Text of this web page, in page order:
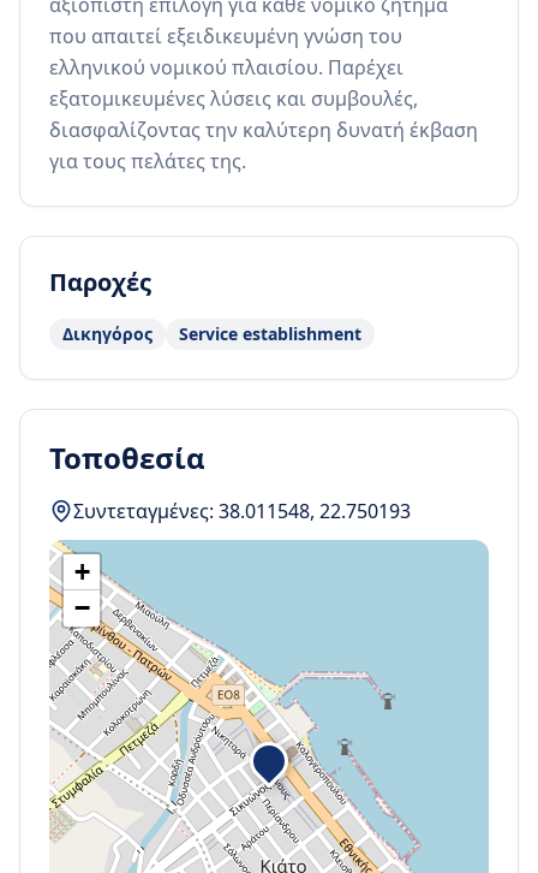
αξιόπιστη επιλογή για κάθε νομικό ζήτημα
που απαιτεί εξειδικευμένη γνώση του
ελληνικού νομικού πλαισίου. Παρέχει
εξατομικευμένες λύσεις και συμβουλές,
διασφαλίζοντας την καλύτερη δυνατή έκβαση
για τους πελάτες της.
Παροχές
Δικηγόρος Service establishment
Τοποθεσία
Συντεταγμένες: 38.011548, 22.750193
+
−